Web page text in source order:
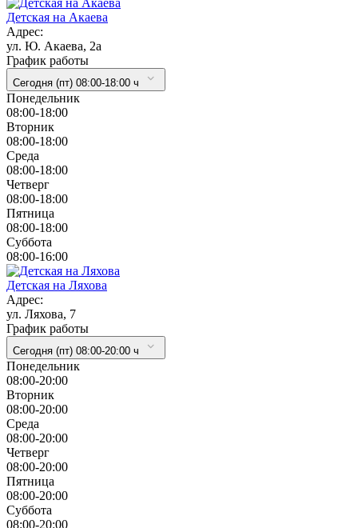
Детская на Акаева
Адрес:
ул. Ю. Акаева, 2а
График работы
Сегодня (пт) 08:00-18:00 ч
Понедельник
08:00-18:00
Вторник
08:00-18:00
Cреда
08:00-18:00
Четверг
08:00-18:00
Пятница
08:00-18:00
Суббота
08:00-16:00
Детская на Ляхова
Адрес:
ул. Ляхова, 7
График работы
Сегодня (пт) 08:00-20:00 ч
Понедельник
08:00-20:00
Вторник
08:00-20:00
Cреда
08:00-20:00
Четверг
08:00-20:00
Пятница
08:00-20:00
Суббота
08:00-20:00